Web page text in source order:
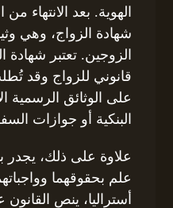
الهوية. بعد الانتهاء
شهادة الزواج، وهي
الزوجين. تعتبر شهادة
قانوني للزواج وقد
على الوثائق الرسمية
البنكية أو جوازات
علاوة على ذلك، يجدر
علم بحقوقهما
أستراليا، ينص